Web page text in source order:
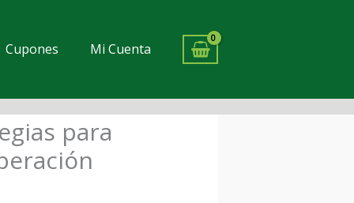
Cupones Mi Cuenta
para